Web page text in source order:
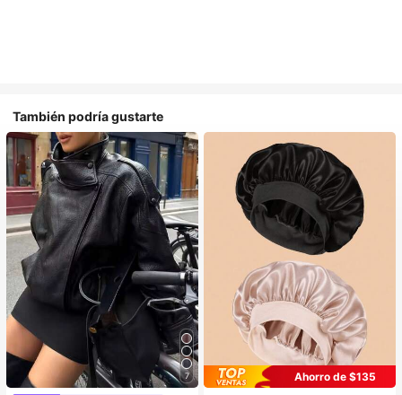
También podría gustarte
7
Ahorro de $135